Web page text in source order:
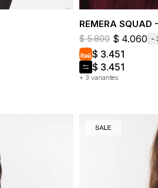
REMERA SQUAD
+ 3 variantes
$ 5.800 $ 4.060
$ 3.451
$ 3.451